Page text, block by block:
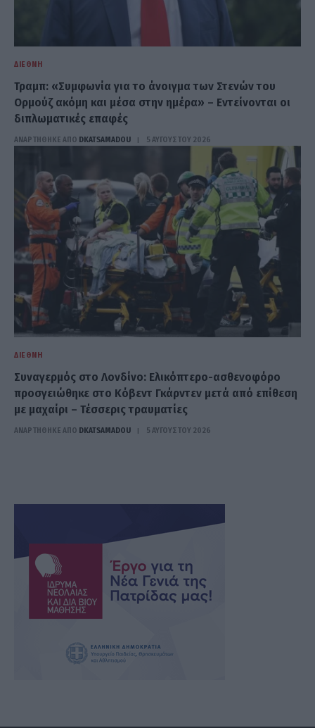
ΔΙΕΘΝΉ
Τραμπ: «Συμφωνία για το άνοιγμα των Στενών του
Ορμούζ ακόμη και μέσα στην ημέρα» – Εντείνονται οι
διπλωματικές επαφές
ΑΝΑΡΤΗΘΗΚΕ ΑΠΟ DKATSAMADOU 5 ΑΥΓΟΎΣΤΟΥ 2026
ΔΙΕΘΝΉ
Συναγερμός στο Λονδίνο: Ελικόπτερο-ασθενοφόρο
προσγειώθηκε στο Κόβεντ Γκάρντεν μετά από επίθεση
με μαχαίρι – Τέσσερις τραυματίες
ΑΝΑΡΤΗΘΗΚΕ ΑΠΟ DKATSAMADOU 5 ΑΥΓΟΎΣΤΟΥ 2026